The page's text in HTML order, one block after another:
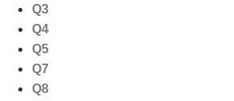
Q3
Q4
Q5
Q7
Q8